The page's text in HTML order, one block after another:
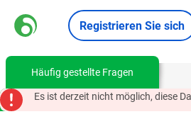
Registrieren Sie sich
Häufig gestellte Fragen
Es ist derzeit nicht möglich, diese